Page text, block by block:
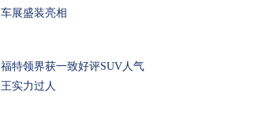
车展盛装亮相
福特领界获一致好评SUV人气
王实力过人